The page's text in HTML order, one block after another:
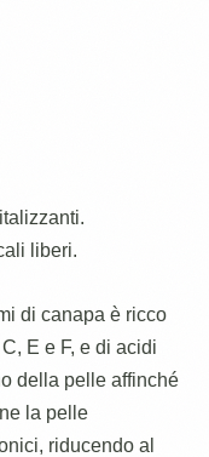
liberi.
di canapa è ricco
E e F, e di acidi
della pelle affinché
la pelle
riducendo al